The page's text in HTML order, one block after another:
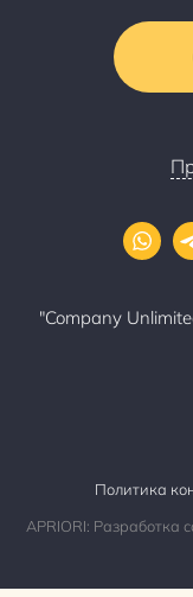
"Company
Политика
APRIORI: Разработка